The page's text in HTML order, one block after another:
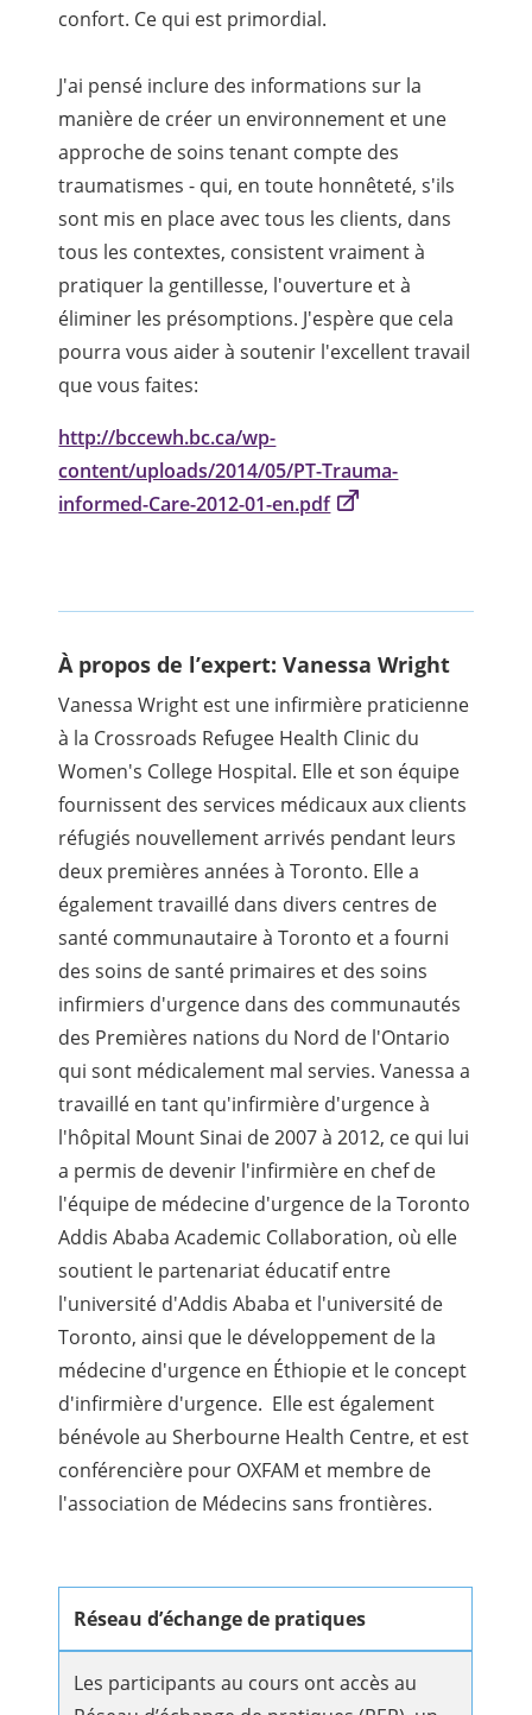
confort. Ce qui est primordial.
J'ai pensé inclure des informations sur la
manière de créer un environnement et une
approche de soins tenant compte des
traumatismes - qui, en toute honnêteté, s'ils
sont mis en place avec tous les clients, dans
tous les contextes, consistent vraiment à
pratiquer la gentillesse, l'ouverture et à
éliminer les présomptions. J'espère que cela
pourra vous aider à soutenir l'excellent travail
que vous faites:
http://bccewh.bc.ca/wp-
content/uploads/2014/05/PT-Trauma-
informed-Care-2012-01-en.pdf
À propos de l’expert: Vanessa Wright
Vanessa Wright est une infirmière praticienne
à la Crossroads Refugee Health Clinic du
Women's College Hospital. Elle et son équipe
fournissent des services médicaux aux clients
réfugiés nouvellement arrivés pendant leurs
deux premières années à Toronto. Elle a
également travaillé dans divers centres de
santé communautaire à Toronto et a fourni
des soins de santé primaires et des soins
infirmiers d'urgence dans des communautés
des Premières nations du Nord de l'Ontario
qui sont médicalement mal servies. Vanessa a
travaillé en tant qu'infirmière d'urgence à
l'hôpital Mount Sinai de 2007 à 2012, ce qui lui
a permis de devenir l'infirmière en chef de
l'équipe de médecine d'urgence de la Toronto
Addis Ababa Academic Collaboration, où elle
soutient le partenariat éducatif entre
l'université d'Addis Ababa et l'université de
Toronto, ainsi que le développement de la
médecine d'urgence en Éthiopie et le concept
d'infirmière d'urgence. Elle est également
bénévole au Sherbourne Health Centre, et est
conférencière pour OXFAM et membre de
l'association de Médecins sans frontières.
Réseau d’échange de pratiques
Les participants au cours ont accès au